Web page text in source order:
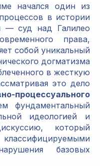
начался один из
в истории
— суд над Галилео
права,
собой уникальный
догматизма
в жесткую
это дело
процессуального
фундаментальный
идеологией и
который
базовых